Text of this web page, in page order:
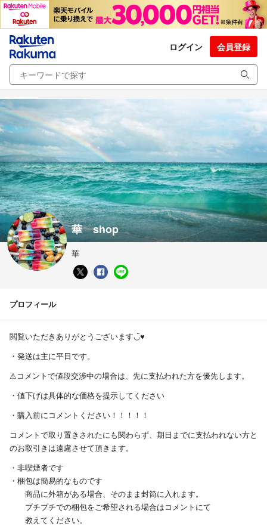
ログイン 会員登録
華 shop
華
プロフィール
閲覧いただきありがとうございます◡̈♥︎
・発送は主に平日です。
⚠︎コメントで値段交渉中の場合は、先に支払われた方を優先します。
・値下げは具体的な価格を提示してください
・購入前にコメントください！！！！！
コメントで取り置きされたにも関わらず、期日までに支払われない方と
のお取引きは遠慮させて頂きます。
・非喫煙者です
・梱包は簡易的なものです
商品に外箱がある場合、そのまま封筒に入れます。
プチプチでの梱包をご希望される場合はコメントにて
教えてください。